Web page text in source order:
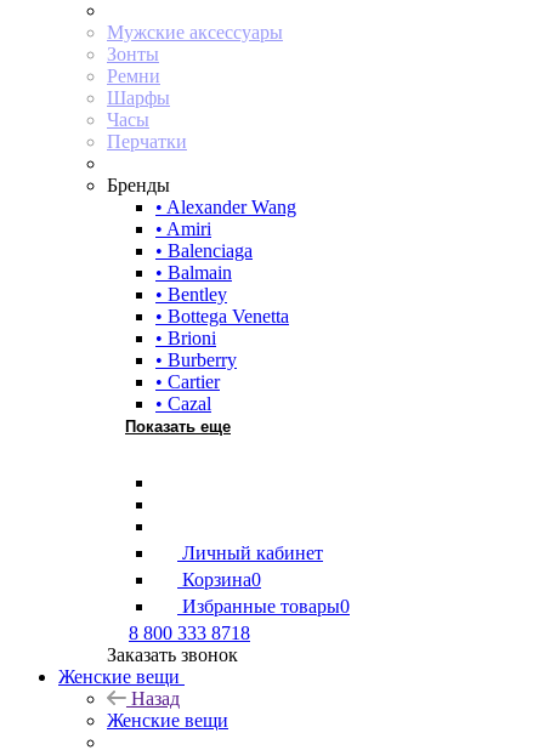
Мужские аксессуары
Зонты
Ремни
Шарфы
Часы
Перчатки
Бренды
• Alexander Wang
• Amiri
• Balenciaga
• Balmain
• Bentley
• Bottega Venetta
• Brioni
• Burberry
• Cartier
• Cazal
Показать еще
Личный кабинет
Корзина0
Избранные товары0
8 800 333 8718
Заказать звонок
Женские вещи
Назад
Женские вещи